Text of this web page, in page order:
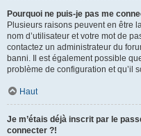
Pourquoi ne puis-je pas me
Plusieurs raisons peuvent en être
nom d’utilisateur et votre mot de
contactez un administrateur du
banni. Il est également possible
problème de configuration et qu’il
Haut
Je m’étais déjà inscrit par le
connecter ?!